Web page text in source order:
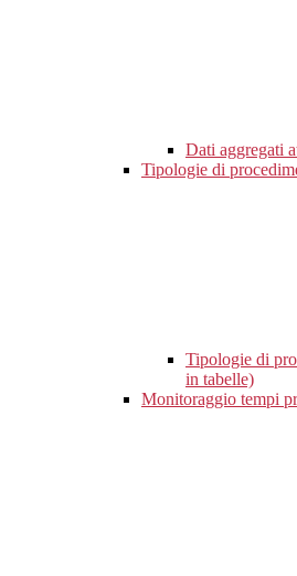
Dati aggregati
Tipologie di
Tipologie di
in tabelle)
Monitoraggio tempi